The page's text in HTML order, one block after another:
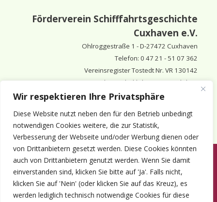
Wir respektieren Ihre Privatsphäre
Diese Website nutzt neben den für den Betrieb unbedingt
notwendigen Cookies weitere, die zur Statistik,
Verbesserung der Webseite und/oder Werbung dienen oder
von Drittanbietern gesetzt werden. Diese Cookies könnten
auch von Drittanbietern genutzt werden. Wenn Sie damit
einverstanden sind, klicken Sie bitte auf 'Ja'. Falls nicht,
klicken Sie auf 'Nein' (oder klicken Sie auf das Kreuz), es
werden lediglich technisch notwendige Cookies für diese
Förderverein Schifffahrtsgeschichte
Cuxhaven e.V.
Ohlroggestraße 1 - D-27472 Cuxhaven
Telefon: 0 47 21 - 51 07 362
Vereinsregister Tostedt Nr. VR 130142
Vorsitzender & inhaltlich Verantwortlicher:
Horst Huthsfeldt
Stellv. Vorsitzender: Eberhard Hewicker
Anmelden Aktuelles Termine Mitgliedschaft
Kontakt
© 1980-2026 Förderverein Schifffahrtsgeschichte Cuxhaven e.V. · ©
2022-2026 made and supported by Intercura